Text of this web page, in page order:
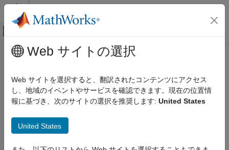
コンテンツへスキップ
オフキャンバス ナビゲーション メ
ドキュメンテーションのホーム
Image Processing Toolbox
イメージのセグメンテーションと解析
メインコンテンツ
imhist
イメージ データのヒストグラム
構文
Web サイトの選択
Web サイトを選択すると、翻訳されたコンテンツにアクセス
し、地域のイベントやサービスを確認できます。現在の位置情
報に基づき、次のサイトの選択を推奨します: United States
United States